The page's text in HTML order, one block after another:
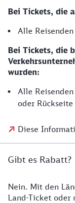
Bei Tickets, die
Alle
Bei Tickets, die
wurden:
Alle
oder
Diese
Gibt es Rabatt?
Nein. Mit den
Land-Ticket oder